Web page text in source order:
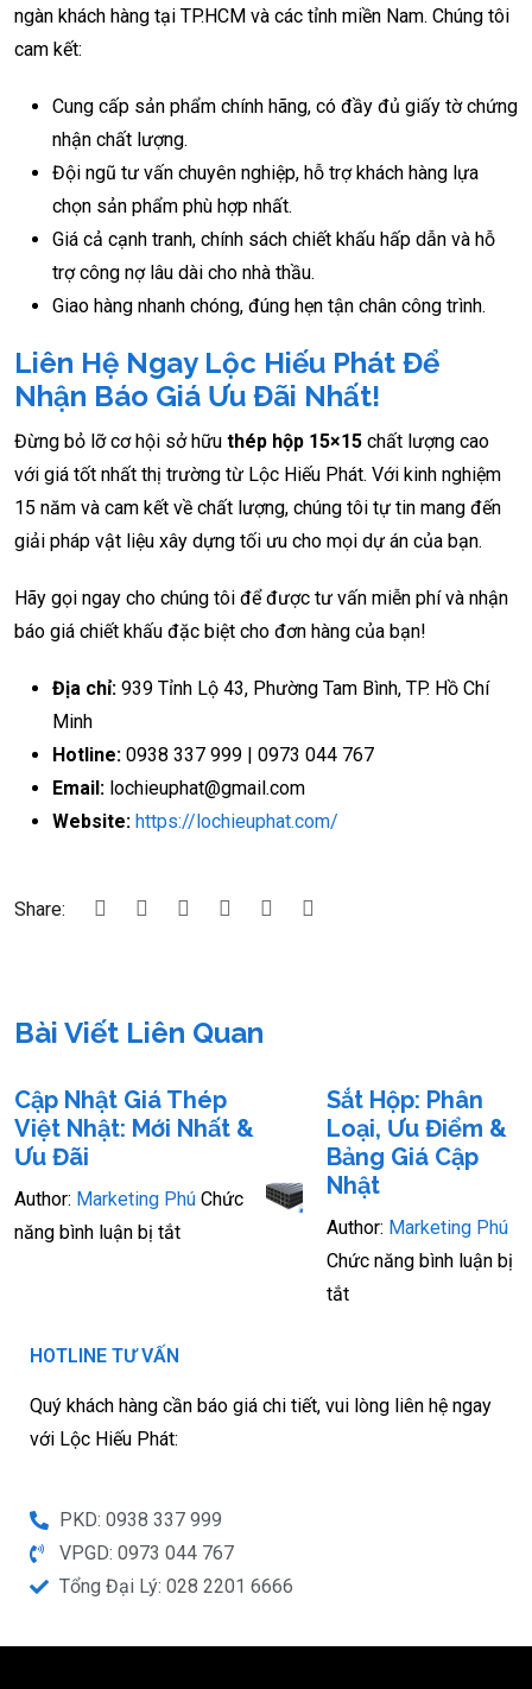
ngàn khách hàng tại TP.HCM và các tỉnh miền Nam. Chúng tôi
cam kết:
Cung cấp sản phẩm chính hãng, có đầy đủ giấy tờ chứng
nhận chất lượng.
Đội ngũ tư vấn chuyên nghiệp, hỗ trợ khách hàng lựa
chọn sản phẩm phù hợp nhất.
Giá cả cạnh tranh, chính sách chiết khấu hấp dẫn và hỗ
trợ công nợ lâu dài cho nhà thầu.
Giao hàng nhanh chóng, đúng hẹn tận chân công trình.
Liên Hệ Ngay Lộc Hiếu Phát Để
Nhận Báo Giá Ưu Đãi Nhất!
Đừng bỏ lỡ cơ hội sở hữu thép hộp 15×15 chất lượng cao
với giá tốt nhất thị trường từ Lộc Hiếu Phát. Với kinh nghiệm
15 năm và cam kết về chất lượng, chúng tôi tự tin mang đến
giải pháp vật liệu xây dựng tối ưu cho mọi dự án của bạn.
Hãy gọi ngay cho chúng tôi để được tư vấn miễn phí và nhận
báo giá chiết khấu đặc biệt cho đơn hàng của bạn!
Địa chỉ: 939 Tỉnh Lộ 43, Phường Tam Bình, TP. Hồ Chí
Minh
Hotline: 0938 337 999 | 0973 044 767
Email: lochieuphat@gmail.com
Website: https://lochieuphat.com/
Share:
Bài Viết Liên Quan
Cập Nhật Giá Thép
Việt Nhật: Mới Nhất &
Ưu Đãi
Author: Marketing Phú Chức
năng bình luận bị tắt
Sắt Hộp: Phân
Loại, Ưu Điểm &
Bảng Giá Cập
Nhật
Author: Marketing Phú
Chức năng bình luận bị
tắt
HOTLINE TƯ VẤN
Quý khách hàng cần báo giá chi tiết, vui lòng liên hệ ngay
với Lộc Hiếu Phát:
PKD: 0938 337 999
VPGD: 0973 044 767
Tổng Đại Lý: 028 2201 6666